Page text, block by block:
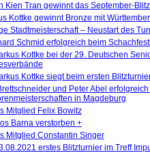
Kien Tran gewinnt das September-
Kottke gewinnt Bronze mit
Stadtmeisterschaft – Neustart des
Schmid erfolgreich beim
Kottke bei der 29. Deutschen
Kottke siegt beim ersten
und Peter Abel
in Magdeburg
Mitglied Felix Bowitz
Barna verstorben +
Mitglied Constantin Singer
erstes Blitzturnier im Treff